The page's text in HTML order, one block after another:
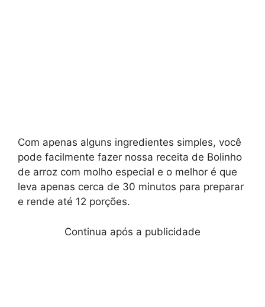
Com apenas alguns ingredientes simples, você
pode facilmente fazer nossa receita de Bolinho
de arroz com molho especial e o melhor é que
leva apenas cerca de 30 minutos para preparar
e rende até 12 porções.
Continua após a publicidade